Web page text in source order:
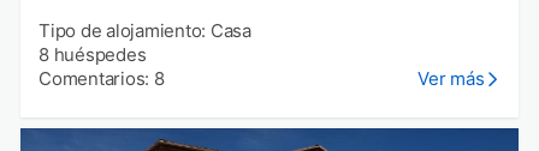
Tipo de alojamiento: Casa
8 huéspedes
Comentarios: 8
Ver más